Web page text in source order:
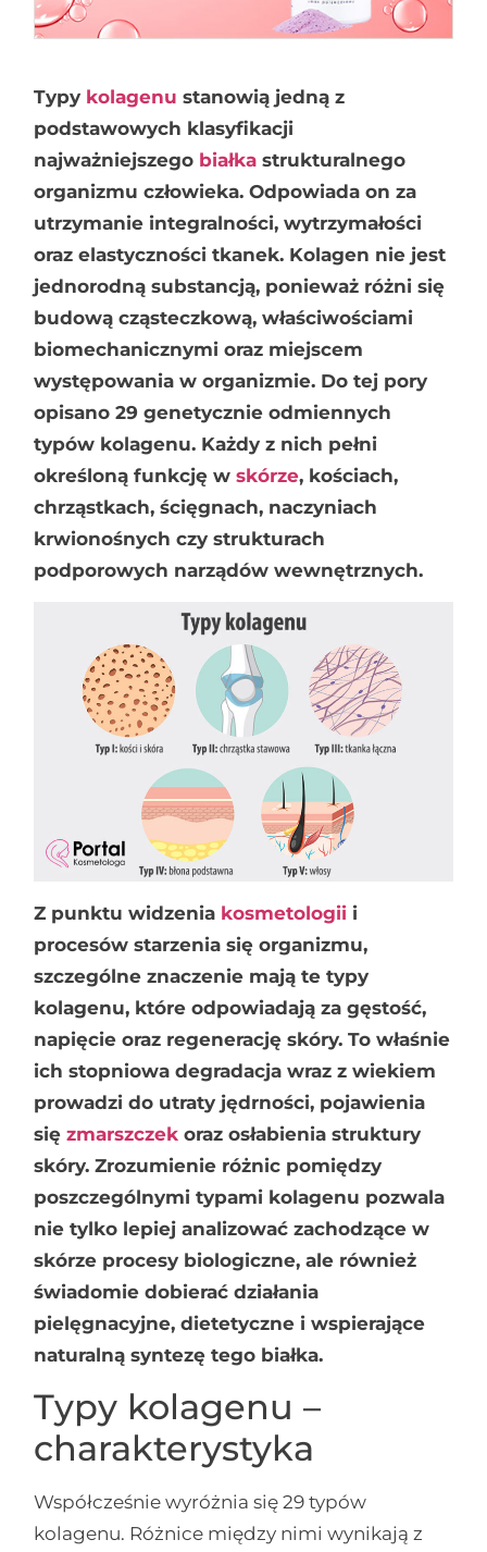
Typy kolagenu stanowią jedną z
podstawowych klasyfikacji
najważniejszego białka strukturalnego
organizmu człowieka. Odpowiada on za
utrzymanie integralności, wytrzymałości
oraz elastyczności tkanek. Kolagen nie jest
jednorodną substancją, ponieważ różni się
budową cząsteczkową, właściwościami
biomechanicznymi oraz miejscem
występowania w organizmie. Do tej pory
opisano 29 genetycznie odmiennych
typów kolagenu. Każdy z nich pełni
określoną funkcję wskórze, kościach,
chrząstkach, ścięgnach, naczyniach
krwionośnych czy strukturach
podporowych narządów wewnętrznych.
Z punktu widzenia kosmetologii i
procesów starzenia się organizmu,
szczególne znaczenie mają te typy
kolagenu, które odpowiadają za gęstość,
napięcie oraz regenerację skóry. To właśnie
ich stopniowa degradacja wraz z wiekiem
prowadzi do utraty jędrności, pojawienia
sięzmarszczek oraz osłabienia struktury
skóry. Zrozumienie różnic pomiędzy
poszczególnymi typami kolagenu pozwala
nie tylko lepiej analizować zachodzące w
skórze procesy biologiczne, ale również
świadomie dobierać działania
pielęgnacyjne, dietetyczne i wspierające
naturalną syntezę tego białka.
Typy kolagenu –
charakterystyka
Współcześnie wyróżnia się 29 typów
kolagenu. Różnice między nimi wynikają z